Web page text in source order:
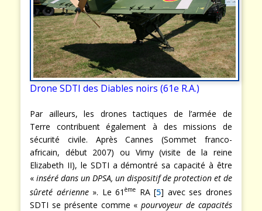
Drone SDTI des Diables noirs (61e R.A.)
Par ailleurs, les drones tactiques de l’armée de
Terre contribuent également à des missions de
sécurité civile. Après Cannes (Sommet franco-
africain, début 2007) ou Vimy (visite de la reine
Elizabeth II), le SDTI a démontré sa capacité à être
« inséré dans un DPSA, un dispositif de protection et de
sûreté aérienne». Le 61ème RA [5] avec ses drones
SDTI se présente comme «pourvoyeur de capacités